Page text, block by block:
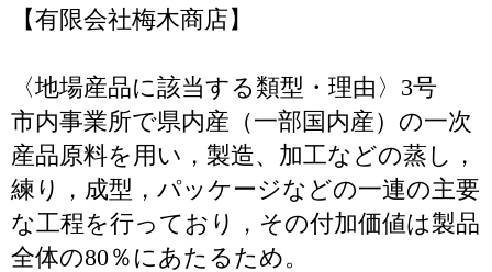
【有限会社梅木商店】
〈地場産品に該当する類型・理由〉3号
市内事業所で県内産（一部国内産）の一次
産品原料を用い，製造、加工などの蒸し，
練り，成型，パッケージなどの一連の主要
な工程を行っており，その付加価値は製品
全体の80％にあたるため。